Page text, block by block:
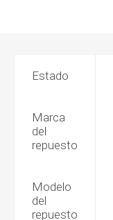
Estado
Marca
del
repuesto
Modelo
del
repuesto